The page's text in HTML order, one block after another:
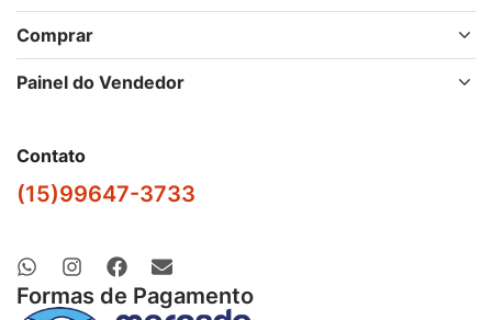
Comprar
Painel do Vendedor
Contato
(15)99647-3733
Formas de Pagamento